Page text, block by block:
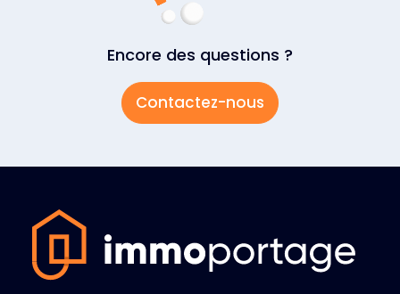
Encore des questions ?
Contactez-nous